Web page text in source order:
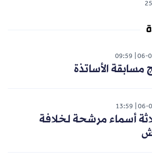
06-
09:59
مسابقة الأساتذة
06-
13:59
أسماء مرشحة لخلافة